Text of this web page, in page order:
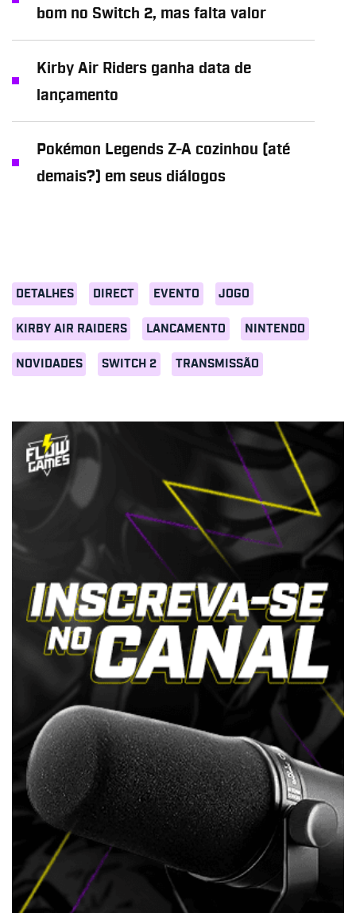
DETALHES DIRECT EVENTO JOGO
KIRBY AIR RAIDERS LANCAMENTO NINTENDO
NOVIDADES SWITCH 2 TRANSMISSÃO
bom no Switch 2, mas falta valor
Kirby Air Riders ganha data de
lançamento
Pokémon Legends Z-A cozinhou (até
demais?) em seus diálogos